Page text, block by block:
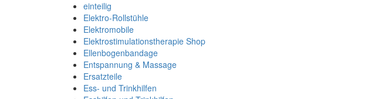
einteilig
Elektro-Rollstühle
Elektromobile
Elektrostimulationstherapie Shop
Ellenbogenbandage
Entspannung & Massage
Ersatzteile
Ess- und Trinkhilfen